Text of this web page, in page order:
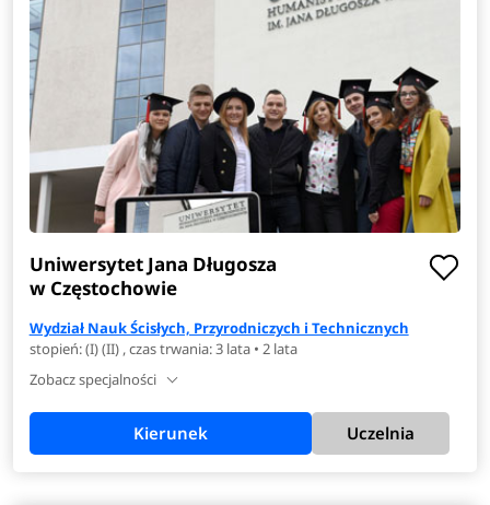
Uniwersytet Jana Długosza
w Częstochowie
Wydział Nauk Ścisłych, Przyrodniczych i Technicznych
stopień: (I) (II) , czas trwania: 3 lata • 2 lata
Zobacz specjalności
Kierunek Uczelnia